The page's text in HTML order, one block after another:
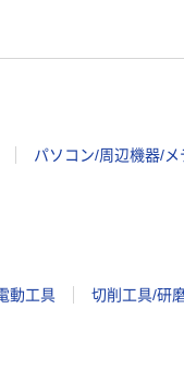
パソコン/周辺機器/メ
動工具 切削工具/研